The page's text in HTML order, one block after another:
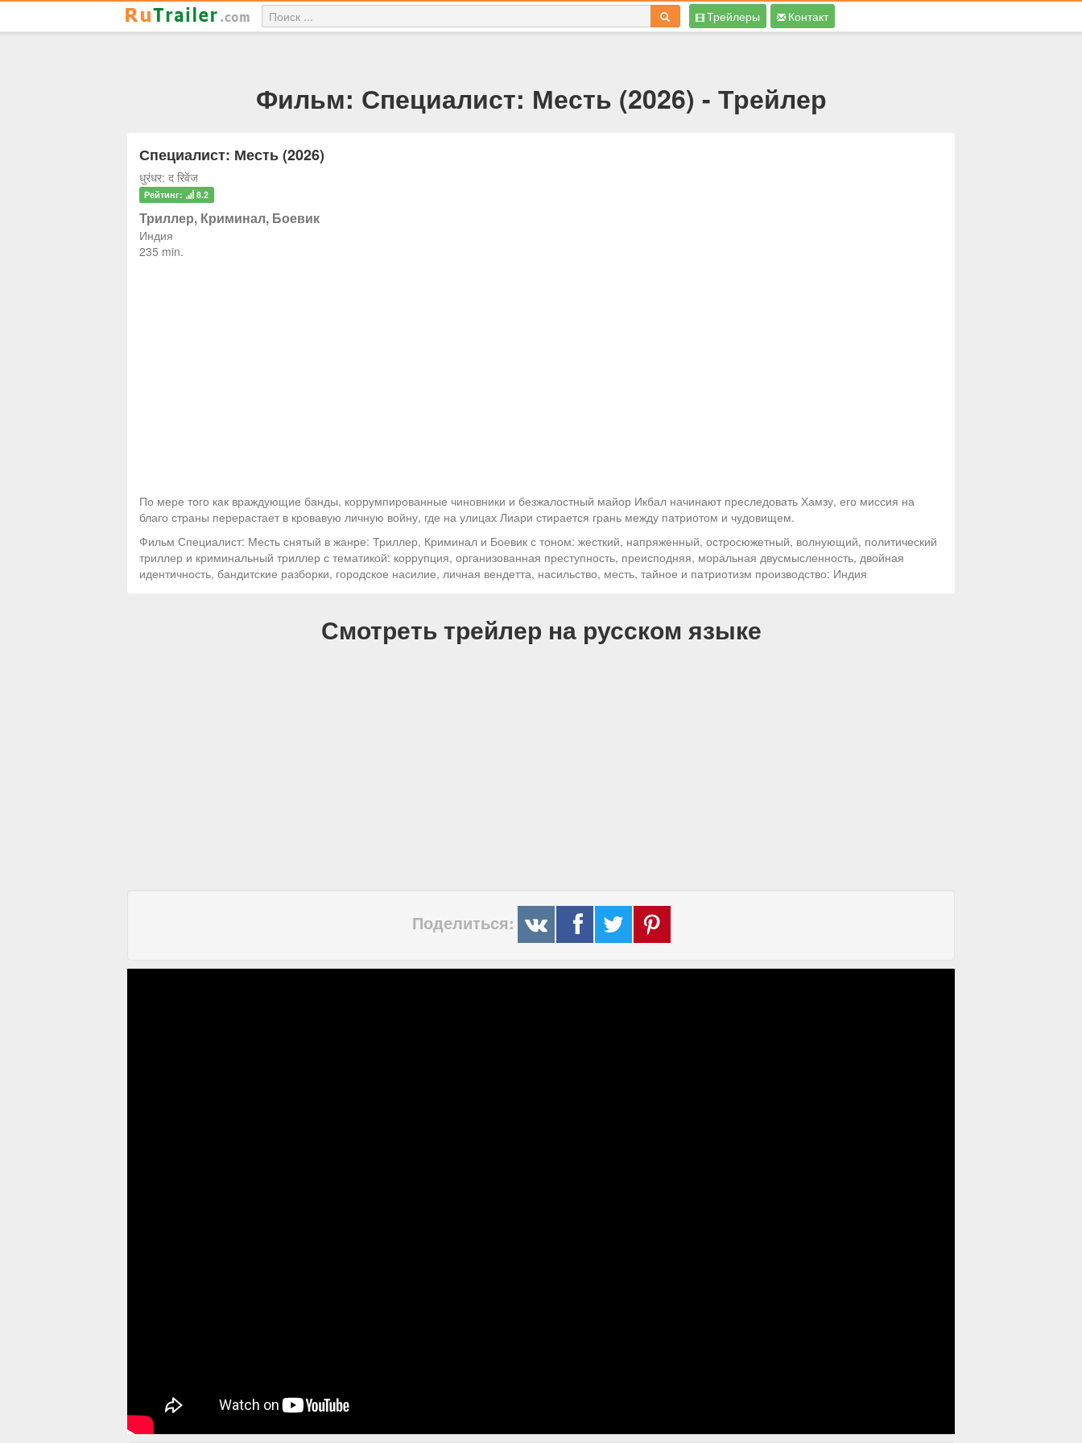
Трейлеры Контакт
Фильм: Специалист: Месть (2026) - Трейлер
Специалист: Месть (2026)
धुरंधर: द रिवेंज
Рейтинг: 8.2
Триллер, Криминал, Боевик
Индия
235 min.
По мере того как враждующие банды, коррумпированные чиновники и безжалостный майор Икбал начинают преследовать Хамзу, его миссия на
благо страны перерастает в кровавую личную войну, где на улицах Лиари стирается грань между патриотом и чудовищем.
Фильм Специалист: Месть снятый в жанре: Триллер, Криминал и Боевик с тоном: жесткий, напряженный, остросюжетный, волнующий, политический
триллер и криминальный триллер с тематикой: коррупция, организованная преступность, преисподняя, моральная двусмысленность, двойная
идентичность, бандитские разборки, городское насилие, личная вендетта, насильство, месть, тайное и патриотизм производство: Индия
Смотреть трейлер на русском языке
Поделиться: